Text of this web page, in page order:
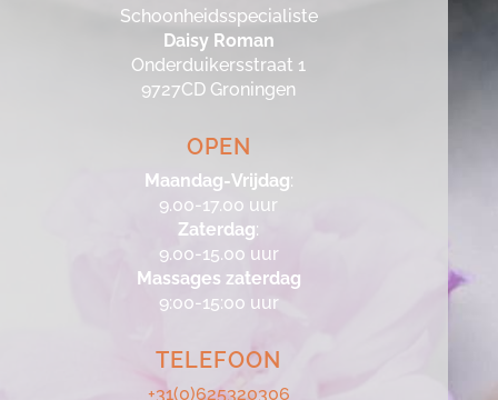
Schoonheidsspecialiste
Daisy Roman
Onderduikersstraat 1
9727CD Groningen
OPEN
Maandag-Vrijdag:
9.00-17.00 uur
Zaterdag:
9.00-15.00 uur
Massages zaterdag
9:00-15:00 uur
TELEFOON
+31(0)625320306